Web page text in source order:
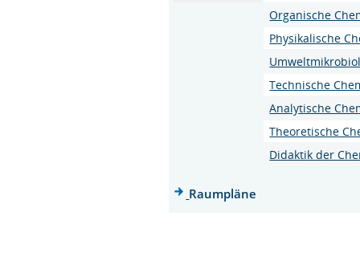
Organische
Physikalische
Technische
Analytische
Theoretische
Didaktik der
Raumpläne